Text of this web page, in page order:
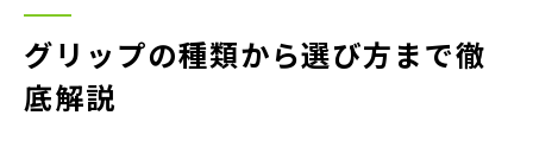
グリップの種類から選び方まで徹
底解説